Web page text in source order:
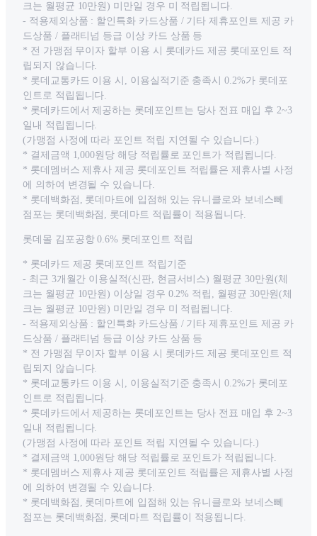
크는 월평균 10만원) 미만일 경우 미 적립됩니다.
- 적용제외상품 : 할인특화 카드상품 / 기타 제휴포인트 제공 카
드상품 / 플래티넘 등급 이상 카드 상품 등
* 전 가맹점 무이자 할부 이용 시 롯데카드 제공 롯데포인트 적
립되지 않습니다.
* 롯데교통카드 이용 시, 이용실적기준 충족시 0.2%가 롯데포
인트로 적립됩니다.
* 롯데카드에서 제공하는 롯데포인트는 당사 전표 매입 후 2~3
일내 적립됩니다.
(가맹점 사정에 따라 포인트 적립 지연될 수 있습니다.)
* 결제금액 1,000원당 해당 적립률로 포인트가 적립됩니다.
* 롯데멤버스 제휴사 제공 롯데포인트 적립률은 제휴사별 사정
에 의하여 변경될 수 있습니다.
* 롯데백화점, 롯데마트에 입점해 있는 유니클로와 보네스뻬
점포는 롯데백화점, 롯데마트 적립률이 적용됩니다.
롯데몰 김포공항 0.6% 롯데포인트 적립
* 롯데카드 제공 롯데포인트 적립기준
- 최근 3개월간 이용실적(신판, 현금서비스) 월평균 30만원(체
크는 월평균 10만원) 이상일 경우 0.2% 적립, 월평균 30만원(체
크는 월평균 10만원) 미만일 경우 미 적립됩니다.
- 적용제외상품 : 할인특화 카드상품 / 기타 제휴포인트 제공 카
드상품 / 플래티넘 등급 이상 카드 상품 등
* 전 가맹점 무이자 할부 이용 시 롯데카드 제공 롯데포인트 적
립되지 않습니다.
* 롯데교통카드 이용 시, 이용실적기준 충족시 0.2%가 롯데포
인트로 적립됩니다.
* 롯데카드에서 제공하는 롯데포인트는 당사 전표 매입 후 2~3
일내 적립됩니다.
(가맹점 사정에 따라 포인트 적립 지연될 수 있습니다.)
* 결제금액 1,000원당 해당 적립률로 포인트가 적립됩니다.
* 롯데멤버스 제휴사 제공 롯데포인트 적립률은 제휴사별 사정
에 의하여 변경될 수 있습니다.
* 롯데백화점, 롯데마트에 입점해 있는 유니클로와 보네스뻬
점포는 롯데백화점, 롯데마트 적립률이 적용됩니다.